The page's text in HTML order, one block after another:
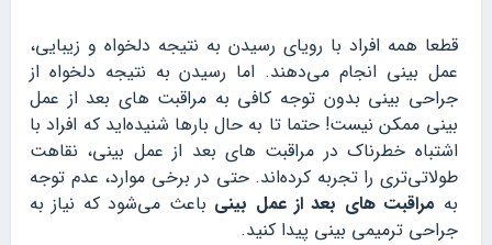
قطعا همه افراد با رویای رسیدن به نتیجه دلخواه و زیبایی،
عمل بینی انجام می‌دهند. اما رسیدن به نتیجه دلخواه از
جراحی بینی بدون توجه کافی به مراقبت‌ های بعد از عمل
بینی ممکن نیست! حتما تا به حال بارها شنیده‌اید که افراد با
اشتباه خطرناک در مراقبت های بعد از عمل بینی، نقاهت
طولاتی‌تری را تجربه کرده‌اند. حتی در برخی موارد، عدم توجه
به مراقبت های بعد از عمل بینی باعث می‌شود که نیاز به
جراحی ترمیمی بینی پیدا کنید.